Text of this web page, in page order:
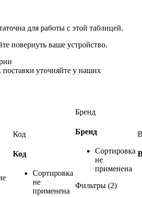
для работы с этой таблицей.
повернуть ваше устройство.
поставки уточняйте у наших
Код
Код
Сортировка
не
применена
Бренд
Бренд
Сортировка
не
применена
Фильтры (2)